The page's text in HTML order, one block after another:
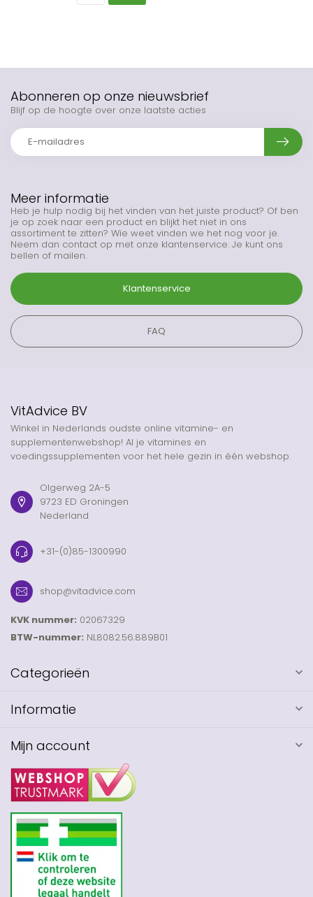
Meer informatie
Heb je hulp nodig bij het vinden van het juiste product? Of ben
je op zoek naar een product en blijkt het niet in ons
assortiment te zitten? Wie weet vinden we het nog voor je.
Neem dan contact op met onze klantenservice. Je kunt ons
bellen of mailen.
Klantenservice
FAQ
Abonneren op onze nieuwsbrief
Blijf op de hoogte over onze laatste acties
VitAdvice BV
Winkel in Nederlands oudste online vitamine- en
supplementenwebshop! Al je vitamines en
voedingssupplementen voor het hele gezin in één webshop.
Olgerweg 2A-5
9723 ED Groningen
Nederland
+31-(0)85-1300990
shop@vitadvice.com
KVK nummer: 02067329
BTW-nummer: NL8082.56.889B01
Categorieën
Informatie
Mijn account